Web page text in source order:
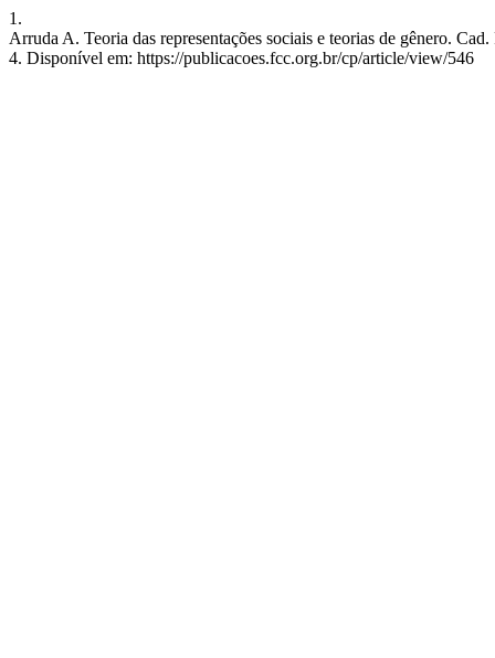
1.
Arruda A. Teoria das representações sociais e teorias de gênero.
4. Disponível em: https://publicacoes.fcc.org.br/cp/article/view/546